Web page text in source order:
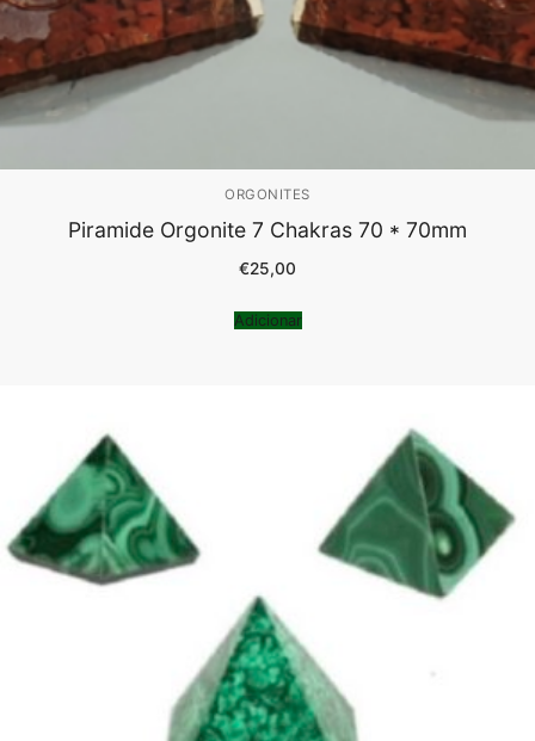
ORGONITES
Piramide Orgonite 7 Chakras 70 * 70mm
€25,00
Adicionar